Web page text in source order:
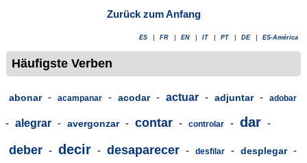
Zurück zum Anfang
ES FR EN IT PT DE ES-América
Häufigste Verben
abonar - acampanar - acodar - actuar - adjuntar - adobar
- alegrar - avergonzar - contar - controlar - dar -
deber - decir - desaparecer - desfilar - desplegar -